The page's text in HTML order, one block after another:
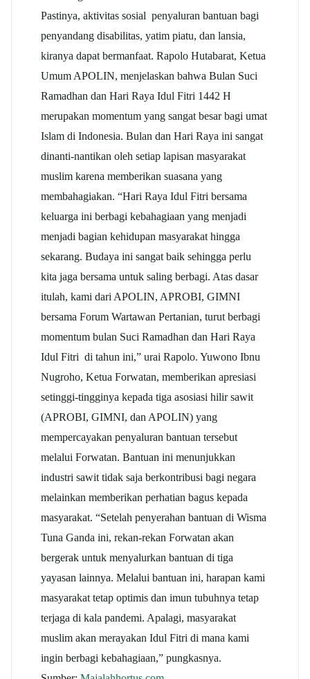
Pastinya, aktivitas sosial penyaluran bantuan bagi
penyandang disabilitas, yatim piatu, dan lansia,
kiranya dapat bermanfaat. Rapolo Hutabarat, Ketua
Umum APOLIN, menjelaskan bahwa Bulan Suci
Ramadhan dan Hari Raya Idul Fitri 1442 H
merupakan momentum yang sangat besar bagi umat
Islam di Indonesia. Bulan dan Hari Raya ini sangat
dinanti-nantikan oleh setiap lapisan masyarakat
muslim karena memberikan suasana yang
membahagiakan. “Hari Raya Idul Fitri bersama
keluarga ini berbagi kebahagiaan yang menjadi
menjadi bagian kehidupan masyarakat hingga
sekarang. Budaya ini sangat baik sehingga perlu
kita jaga bersama untuk saling berbagi. Atas dasar
itulah, kami dari APOLIN, APROBI, GIMNI
bersama Forum Wartawan Pertanian, turut berbagi
momentum bulan Suci Ramadhan dan Hari Raya
Idul Fitri di tahun ini,” urai Rapolo. Yuwono Ibnu
Nugroho, Ketua Forwatan, memberikan apresiasi
setinggi-tingginya kepada tiga asosiasi hilir sawit
(APROBI, GIMNI, dan APOLIN) yang
mempercayakan penyaluran bantuan tersebut
melalui Forwatan. Bantuan ini menunjukkan
industri sawit tidak saja berkontribusi bagi negara
melainkan memberikan perhatian bagus kepada
masyarakat. “Setelah penyerahan bantuan di Wisma
Tuna Ganda ini, rekan-rekan Forwatan akan
bergerak untuk menyalurkan bantuan di tiga
yayasan lainnya. Melalui bantuan ini, harapan kami
masyarakat tetap optimis dan imun tubuhnya tetap
terjaga di kala pandemi. Apalagi, masyarakat
muslim akan merayakan Idul Fitri di mana kami
ingin berbagi kebahagiaan,” pungkasnya.